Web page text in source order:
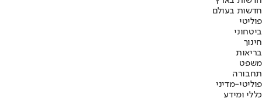
חדשות בעולם
פוליטי
ביטחוני
חינוך
בריאות
משפט
תחבורה
פוליטי-מדיני
כללי ומידע